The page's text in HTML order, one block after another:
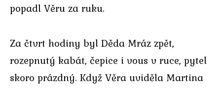
popadl Věru za ruku.
Za čtvrt hodiny byl Děda Mráz zpět,
rozepnutý kabát, čepice i vous v ruce, pytel
skoro prázdný. Když Věra uviděla Martina